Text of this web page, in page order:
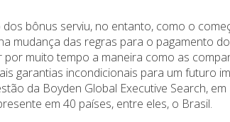
bônus serviu, no entanto, como o
mudança das regras para o pagamento
por muito tempo a maneira como as
garantias incondicionais para um futuro
da Boyden Global Executive Search,
em 40 países, entre eles, o Brasil.